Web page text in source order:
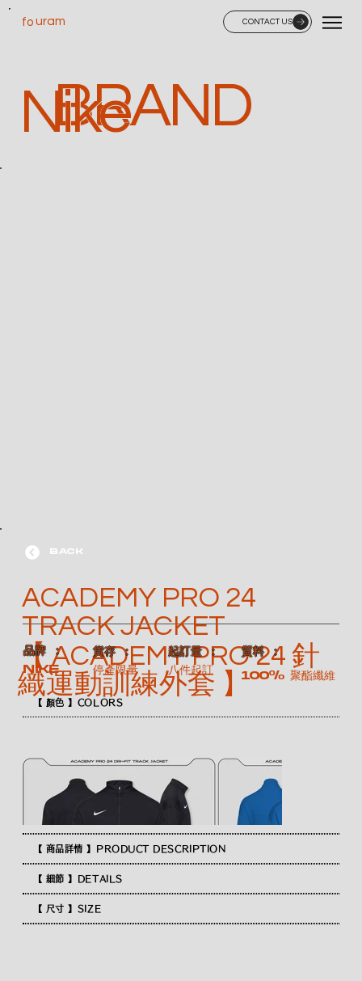
CONTACT US
uram
fo
BRAND
Nike
【 顏色 】COLORS
【 商品詳情 】PRODUCT DESCRIPTION
【 細節 】DETAILS
【 尺寸 】SIZE
BACK
ACADEMY PRO 24
TRACK JACKET
【 ACADEMY PRO 24 針
織運動訓練外套 】
​品牌 ：
NIKE
​貨存 ：
停產限量
​起訂量 ：
八件起訂
​質料 ：
100% 聚酯纖維